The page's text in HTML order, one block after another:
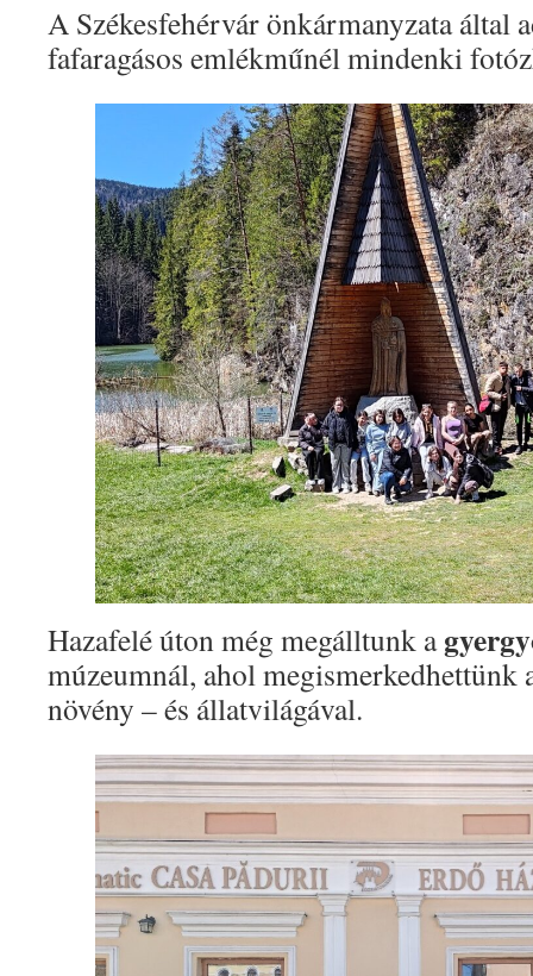
A Székesfehérvár önkármanyzata által
fafaragásos emlékműnél mindenki
Hazafelé úton még megálltunk a
múzeumnál, ahol megismerkedhettünk
növény – és állatvilágával.